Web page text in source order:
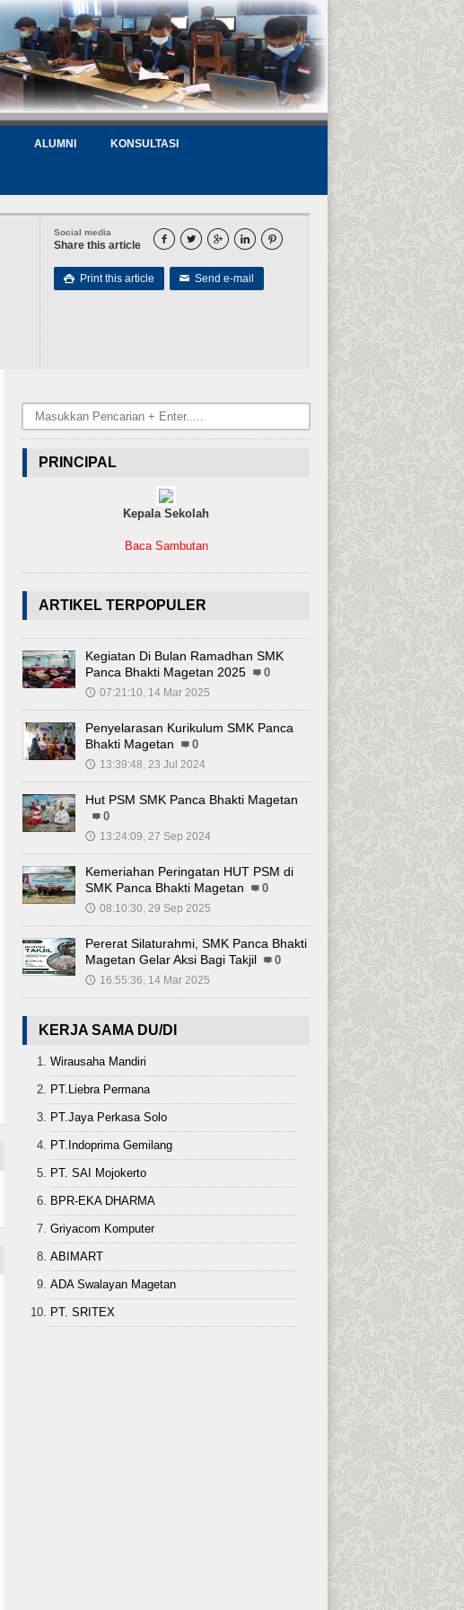
ALUMNI KONSULTASI
Social media
Share this article     
 Print this article ✉ Send e-mail
PRINCIPAL
Kepala Sekolah
Baca Sambutan
ARTIKEL TERPOPULER
Kegiatan Di Bulan Ramadhan SMK
Panca Bhakti Magetan 2025
0
🕔 07:21:10, 14 Mar 2025
Penyelarasan Kurikulum SMK Panca
Bhakti Magetan
0
🕔 13:39:48, 23 Jul 2024
Hut PSM SMK Panca Bhakti Magetan
0
🕔 13:24:09, 27 Sep 2024
Kemeriahan Peringatan HUT PSM di
SMK Panca Bhakti Magetan
0
🕔 08:10:30, 29 Sep 2025
Pererat Silaturahmi, SMK Panca Bhakti
Magetan Gelar Aksi Bagi Takjil
0
🕔 16:55:36, 14 Mar 2025
KERJA SAMA DU/DI
Wirausaha Mandiri
PT.Liebra Permana
PT.Jaya Perkasa Solo
PT.Indoprima Gemilang
PT. SAI Mojokerto
BPR-EKA DHARMA
Griyacom Komputer
ABIMART
ADA Swalayan Magetan
PT. SRITEX